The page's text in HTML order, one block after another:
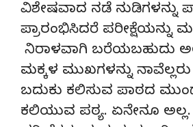
ವಿಶೇಷವಾದ ನಡೆ ನುಡಿಗಳನ್ನು
ಪ್ರಾರಂಭಿಸಿದರೆ ಪರೀಕ್ಷೆಯನ್ನು
ನಿರಾಳವಾಗಿ ಬರೆಯಬಹುದು
ಮಕ್ಕಳ ಮುಖಗಳನ್ನು
ಬದುಕು ಕಲಿಸುವ ಪಾಠದ
ಕಲಿಯುವ ಪಠ್ಯ. ಏನೇನೂ